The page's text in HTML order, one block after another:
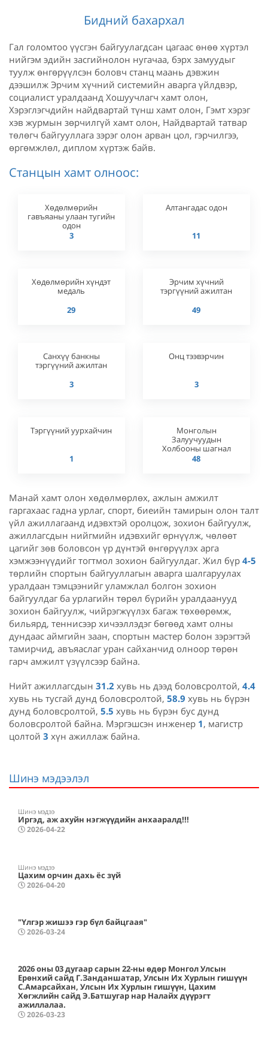
Бидний бахархал
Гал голомтоо үүсгэн байгуулагдсан цагаас өнөө хүртэл
нийгэм эдийн засгийнолон нугачаа, бэрх замуудыг
туулж өнгөрүүлсэн боловч станц маань дэвжин
дээшилж Эрчим хүчний системийн аварга үйлдвэр,
социалист уралдаанд Хошуучлагч хамт олон,
Хэрэглэгчдийн найдвартай түнш хамт олон, Гэмт хэрэг
хэв журмын зөрчилгүй хамт олон, Найдвартай татвар
төлөгч байгууллага зэрэг олон арван цол, гэрчилгээ,
өргөмжлөл, диплом хүртэж байв.
Станцын хамт олноос:
Хөдөлмөрийн
гавъяаны улаан тугийн
одон
3
Алтангадас одон
11
Хөдөлмөрийн хүндэт
медаль
29
Эрчим хүчний
тэргүүний ажилтан
49
Санхүү банкны
тэргүүний ажилтан
3
Онц тээвэрчин
3
Тэргүүний уурхайчин
1
Монголын
Залуучуудын
Холбооны шагнал
48
Манай хамт олон хөдөлмөрлөх, ажлын амжилт
гаргахаас гадна урлаг, спорт, биеийн тамирын олон талт
үйл ажиллагаанд идэвхтэй оролцож, зохион байгуулж,
ажиллагсдын нийгмийн идэвхийг өрнүүлж, чөлөөт
цагийг зөв боловсон үр дүнтэй өнгөрүүлэх арга
хэмжээнүүдийг тогтмол зохион байгуулдаг. Жил бүр 4-5
төрлийн спортын байгууллагын аварга шалгаруулах
уралдаан тэмцээнийг уламжлал болгон зохион
байгуулдаг ба урлагийн төрөл бүрийн уралдаанууд
зохион байгуулж, чийрэгжүүлэх багаж төхөөрөмж,
бильярд, теннисээр хичээллэдэг бөгөөд хамт олны
дундаас аймгийн заан, спортын мастер болон зэрэгтэй
тамирчид, авъяаслаг уран сайханчид олноор төрөн
гарч амжилт үзүүлсээр байна.
Нийт ажиллагсдын 31.2 хувь нь дээд боловсролтой, 4.4
хувь нь тусгай дунд боловсролтой, 58.9 хувь нь бүрэн
дунд боловсролтой, 5.5 хувь нь бүрэн бус дунд
боловсролтой байна. Мэргэшсэн инженер 1, магистр
цолтой 3 хүн ажиллаж байна.
Шинэ мэдээлэл
Шинэ мэдээ
Иргэд, аж ахуйн нэгжүүдийн анхааралд!!!
2026-04-22
Шинэ мэдээ
Цахим орчин дахь ёс зүй
2026-04-20
"Үлгэр жишээ гэр бүл байцгаая"
2026-03-24
2026 оны 03 дугаар сарын 22-ны өдөр Монгол Улсын
Ерөнхий сайд Г.Занданшатар, Улсын Их Хурлын гишүүн
С.Амарсайхан, Улсын Их Хурлын гишүүн, Цахим
Хөгжлийн сайд Э.Батшугар нар Налайх дүүрэгт
ажиллалаа.
2026-03-23